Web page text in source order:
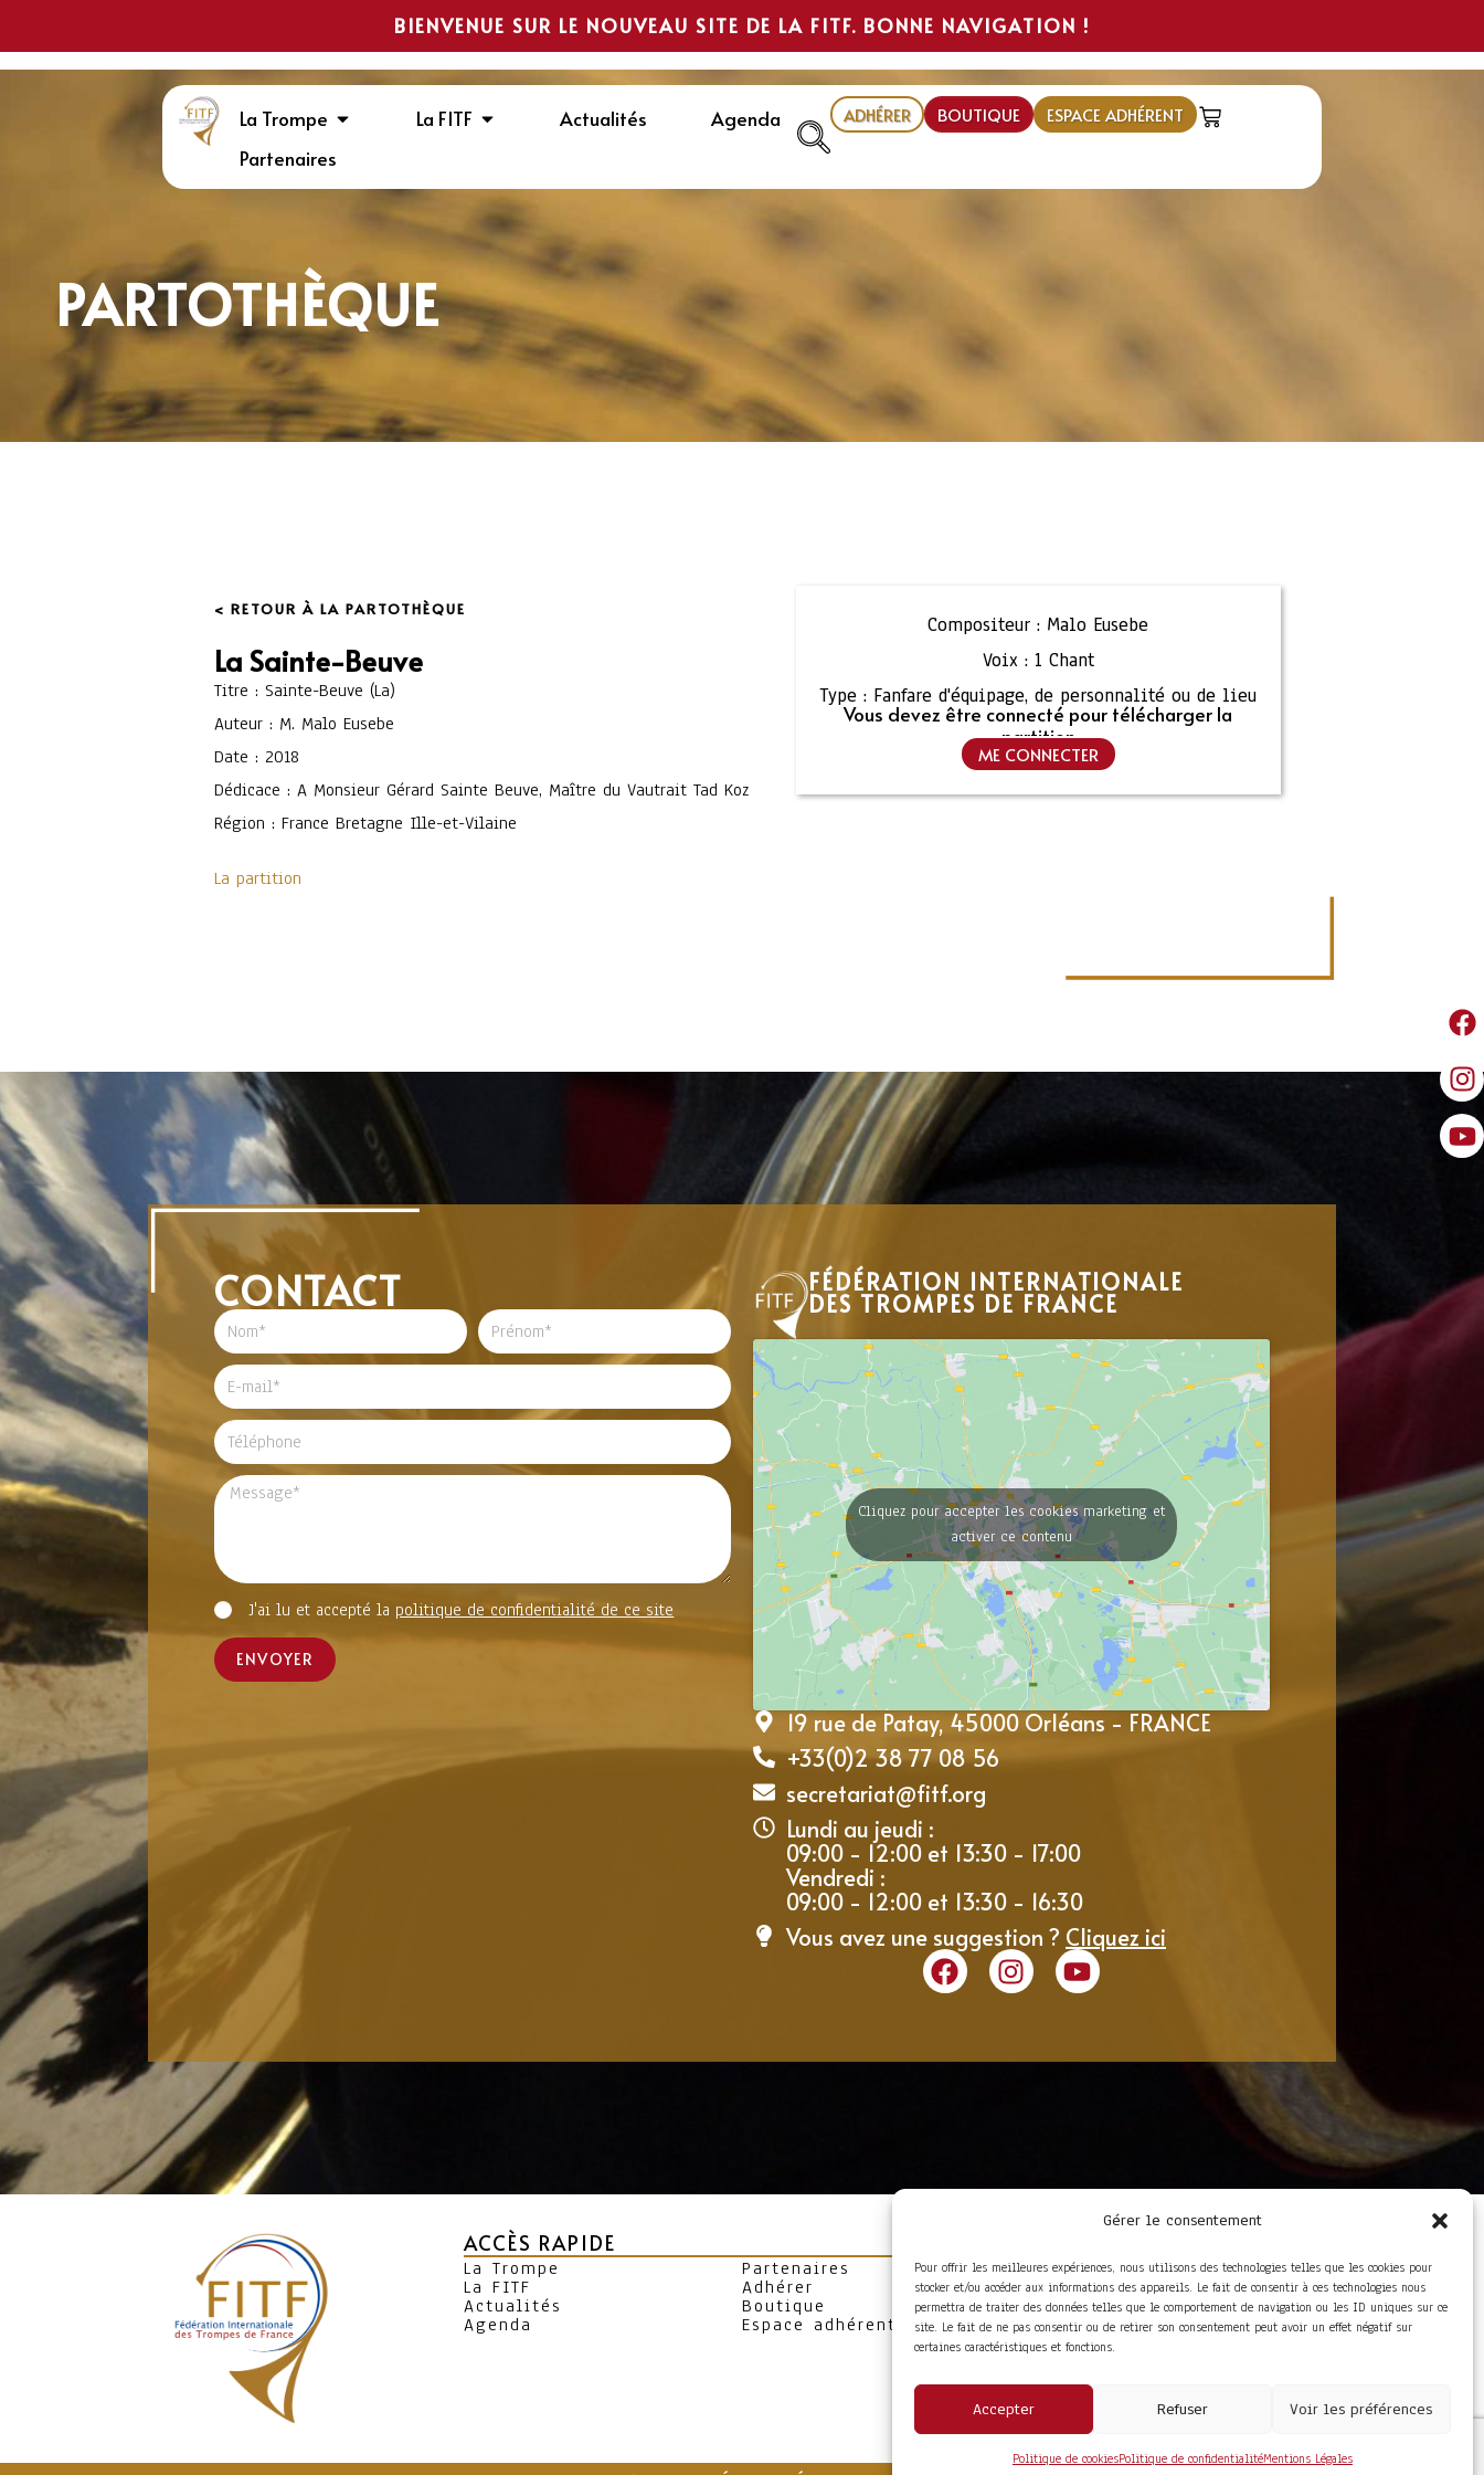
Gérer le consentement
Pour offrir les meilleures expériences, nous utilisons des technologies telles que les cookies pour
stocker et/ou accéder aux informations des appareils. Le fait de consentir à ces technologies nous
permettra de traiter des données telles que le comportement de navigation ou les ID uniques sur ce
site. Le fait de ne pas consentir ou de retirer son consentement peut avoir un effet négatif sur
certaines caractéristiques et fonctions.
Accepter Refuser Voir les préférences
Politique de cookiesPolitique de confidentialitéMentions Légales
BIENVENUE SUR LE NOUVEAU SITE DE LA FITF. BONNE NAVIGATION !
La Trompe La FITF Actualités
Agenda
Partenaires
ADHÉRER BOUTIQUE ESPACE ADHÉRENT
PARTOTHÈQUE
< RETOUR À LA PARTOTHÈQUE
La Sainte-Beuve
Titre : Sainte-Beuve (La)
Auteur : M. Malo Eusebe
Date : 2018
Dédicace : A Monsieur Gérard Sainte Beuve, Maître du Vautrait Tad Koz
Région : France Bretagne Ille-et-Vilaine
La partition
Compositeur : Malo Eusebe
Voix : 1 Chant
Type : Fanfare d'équipage, de personnalité ou de lieu
Vous devez être connecté pour télécharger la
partition
ME CONNECTER
CONTACT
J'ai lu et accepté la politique de confidentialité de ce site
ENVOYER
FÉDÉRATION INTERNATIONALE
DES TROMPES DE FRANCE
Cliquez pour accepter les cookies marketing et
activer ce contenu
19 rue de Patay, 45000 Orléans - FRANCE
+33(0)2 38 77 08 56
secretariat@fitf.org
Lundi au jeudi :
09:00 - 12:00 et 13:30 - 17:00
Vendredi :
09:00 - 12:00 et 13:30 - 16:30
Vous avez une suggestion ? Cliquez ici
ACCÈS RAPIDE
La Trompe
La FITF
Actualités
Agenda
Partenaires
Adhérer
Boutique
Espace adhérent
Foire aux questions
Conditions Générales de
Vente
Mentions Légales
Politique de